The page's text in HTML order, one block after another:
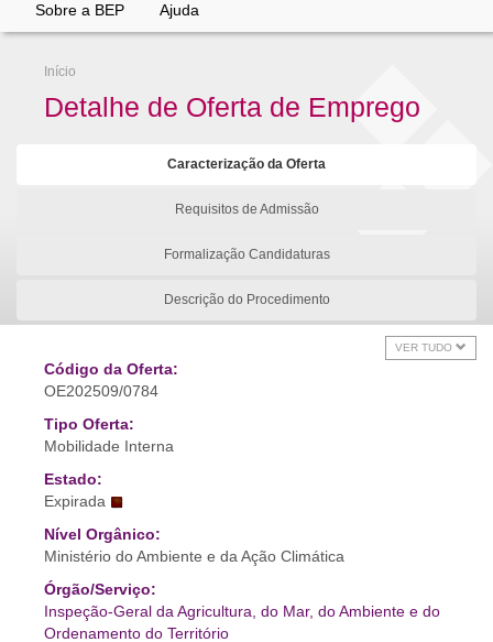
Sobre a BEP Ajuda
Início
Detalhe de Oferta de Emprego
Caracterização da Oferta
Requisitos de Admissão
Formalização Candidaturas
Descrição do Procedimento
VER TUDO
Código da Oferta:
OE202509/0784
Tipo Oferta:
Mobilidade Interna
Estado:
Expirada
Nível Orgânico:
Ministério do Ambiente e da Ação Climática
Órgão/Serviço:
Inspeção-Geral da Agricultura, do Mar, do Ambiente e do
Ordenamento do Território